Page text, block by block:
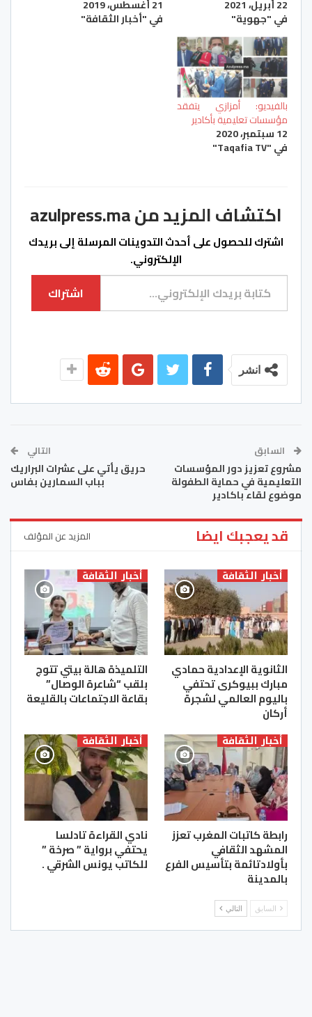
22 أبريل، 2021
في "جهوية"
21 أغسطس، 2019
في "أخبار الثقافة"
بالفيديو: أمزازي يتفقد
مؤسسات تعليمية بأكادير
12 سبتمبر، 2020
في "Taqafia TV"
اكتشاف المزيد من azulpress.ma
اشترك للحصول على أحدث التدوينات المرسلة إلى بريدك
الإلكتروني.
كتابة بريدك الإلكتروني...
اشتراك
انشر
السابق
مشروع تعزيز دور المؤسسات
التعليمية في حماية الطفولة
موضوع لقاء باكادير
التالي
حريق يأتي على عشرات البراريك
بباب السمارين بفاس
قد يعجبك ايضا المزيد عن المؤلف
أخبار الثقافة
الثانوية الإعدادية حمادي
مبارك ببيوكرى تحتفي
باليوم العالمي لشجرة
أركان
أخبار الثقافة
التلميذة هالة بيتي تتوج
بلقب “شاعرة الوصال”
بقاعة الاجتماعات بالقليعة
أخبار الثقافة
رابطة كاتبات المغرب تعزز
المشهد الثقافي
بأولادتائمة بتأسيس الفرع
بالمدينة
أخبار الثقافة
نادي القراءة تادلسا
يحتفي برواية ” صرخة ”
للكاتب يونس الشرقي .
السابق التالي